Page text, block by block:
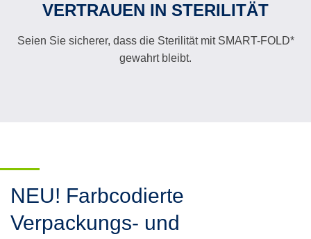
VERTRAUEN IN STERILITÄT
Seien Sie sicherer, dass die Sterilität mit SMART-FOLD*
gewahrt bleibt.
NEU! Farbcodierte
Verpackungs- und